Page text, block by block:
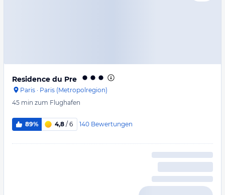
Residence du Pre
Paris · Paris (Metropolregion)
45 min zum Flughafen
89% 4,8 / 6 140 Bewertungen